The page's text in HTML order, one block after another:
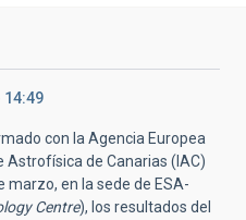
14:49
con la Agencia Europea
Astrofísica de Canarias (IAC)
en la sede de ESA-
Centre), los resultados del